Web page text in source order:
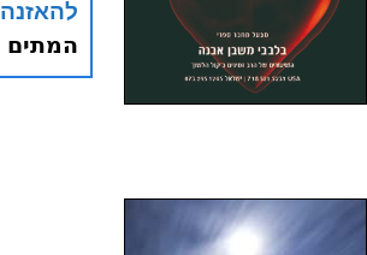
להאזנה
המתים